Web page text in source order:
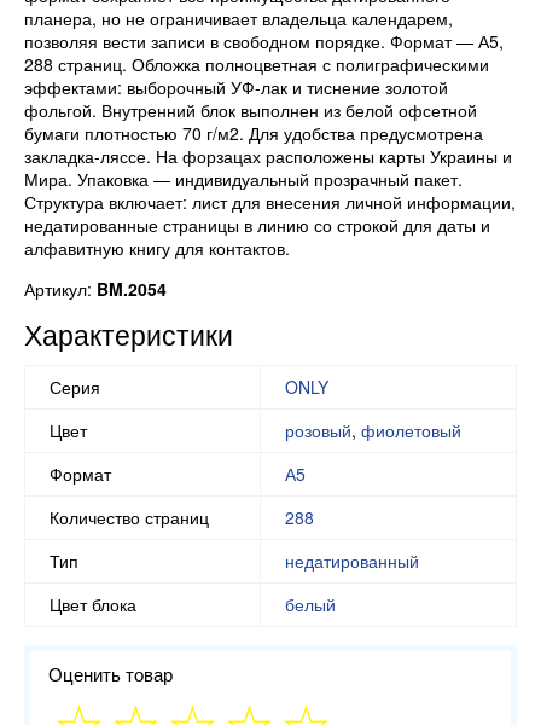
планера, но не ограничивает владельца календарем,
позволяя вести записи в свободном порядке. Формат — А5,
288 страниц. Обложка полноцветная с полиграфическими
эффектами: выборочный УФ-лак и тиснение золотой
фольгой. Внутренний блок выполнен из белой офсетной
бумаги плотностью 70 г/м2. Для удобства предусмотрена
закладка-ляссе. На форзацах расположены карты Украины и
Мира. Упаковка — индивидуальный прозрачный пакет.
Структура включает: лист для внесения личной информации,
недатированные страницы в линию со строкой для даты и
алфавитную книгу для контактов.
Артикул: BM.2054
Характеристики
Серия
ONLY
Цвет
розовый, фиолетовый
Формат
А5
Количество страниц
288
Тип
недатированный
Цвет блока
белый
Оценить товар